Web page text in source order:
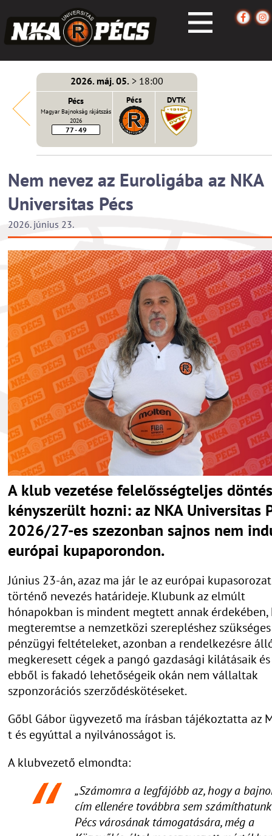
2026. máj. 05. > 18:00
Pécs
Magyar Bajnokság rájátszás
2026
77 - 49
Pécs DVTK
Nem nevez az Euroligába az NKA
Universitas Pécs
2026. június 23.
A klub vezetése felelősségteljes
kényszerült hozni: az NKA Universitas
2026/27-es szezonban sajnos nem
európai kupaporondon.
Június 23-án, azaz ma jár le az európai
történő nevezés határideje. Klubunk az elmúlt
hónapokban is mindent megtett annak érdekében,
megteremtse a nemzetközi szerepléshez szükséges
pénzügyi feltételeket, azonban a rendelkezésre
megkeresett cégek a pangó gazdasági kilátásaik és
ebből is fakadó lehetőségeik okán nem vállaltak
szponzorációs szerződéskötéseket.
Gőbl Gábor ügyvezető ma írásban tájékoztatta az
t és egyúttal a nyilvánosságot is.
A klubvezető elmondta:
„Számomra a legfájóbb az, hogy a
cím ellenére továbbra sem számíthatunk
Pécs városának támogatására, még a